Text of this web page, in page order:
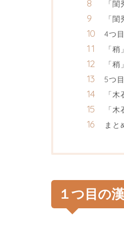
「
「
4つ
「
「
5つ
「
「
まと
１つ目の